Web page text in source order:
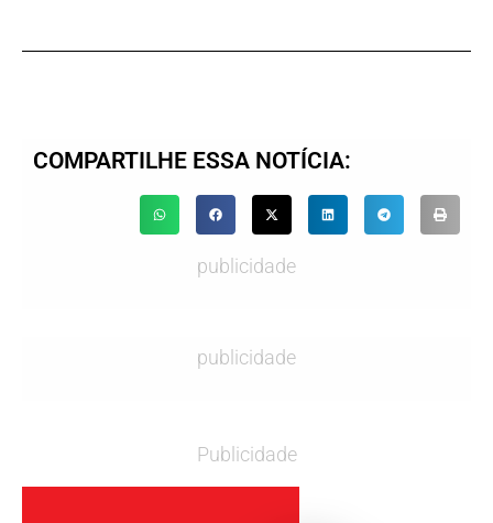
COMPARTILHE ESSA NOTÍCIA:
publicidade
publicidade
Publicidade